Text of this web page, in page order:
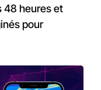
48 heures et
pour